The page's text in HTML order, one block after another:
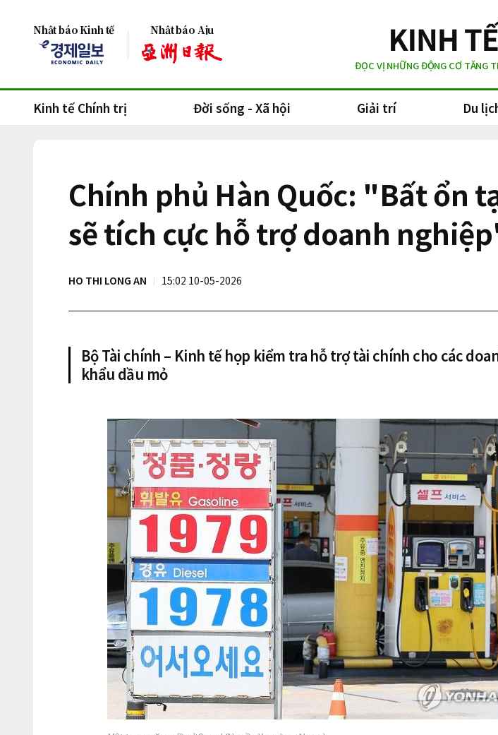
Nhật báo Kinh tế Nhật báo Aju
ĐỌC VỊ NHỮNG ĐỘNG CƠ TĂNG
Kinh tế Chính trị Đời sống - Xã hội Giải trí Du
Chính phủ Hàn Quốc: "Bất ổn
sẽ tích cực hỗ trợ doanh
HO THI LONG AN 15:02 10-05-2026
Bộ Tài chính – Kinh tế họp kiểm tra hỗ trợ tài chính cho các
khẩu dầu mỏ